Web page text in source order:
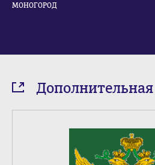
МОНОГОРОД